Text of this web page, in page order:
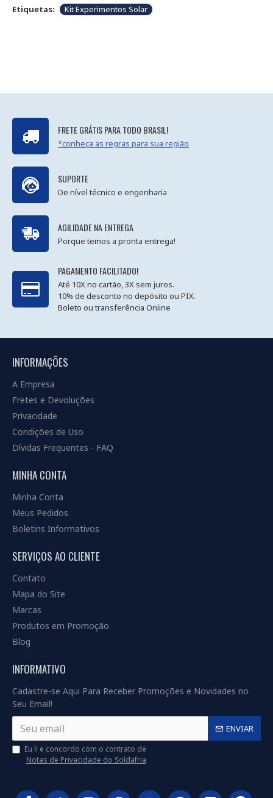
Etiquetas: Kit Experimentos Solar
FRETE GRÁTIS PARA TODO BRASIL!
*conheça as regras para sua região
SUPORTE
De nível técnico e engenharia
AGILIDADE NA ENTREGA
Porque temos a pronta entrega!
PAGAMENTO FACILITADO!
Até 10X no cartão, 3X sem juros.
10% de desconto no depósito ou PIX.
Boleto ou transferência Online
INFORMAÇÕES
A Empresa
Fretes e Devoluções
Privacidade
Condições de Uso
Dívidas Frequentes - FAQ
MINHA CONTA
Minha Conta
Meus Pedidos
Boletins Informativos
SERVIÇOS AO CLIENTE
Contato
Mapa do Site
Marcas
Produtos em Promoção
Blog
INFORMATIVO
Cadastre-se Aqui Para Receber Promoções e Novidades no
Seu Email!
ENVIAR
Eu li e concordo com o contrato de
Notas de Privacidade do Soldafria